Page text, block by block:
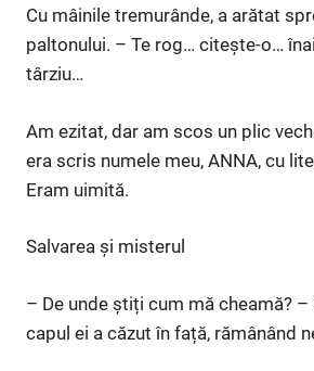
Cu mâinile tremurânde, a arătat
paltonului. – Te rog… citește-o…
târziu…
Am ezitat, dar am scos un plic
era scris numele meu, ANNA, cu
Eram uimită.
Salvarea și misterul
– De unde știți cum mă cheamă?
capul ei a căzut în față, rămânând